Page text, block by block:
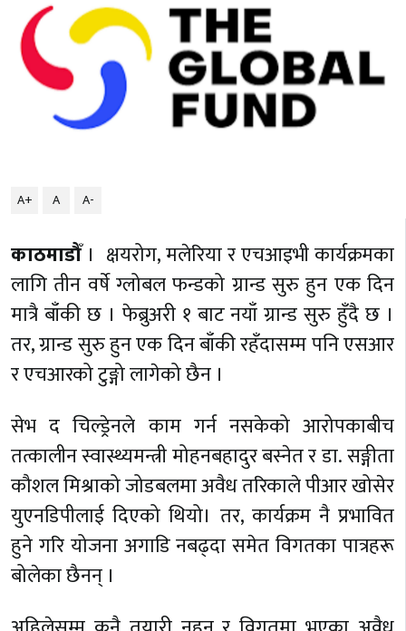
A+ A A-
काठमाडौँ । क्षयरोग, मलेरिया र एचआइभी कार्यक्रमका
लागि तीन वर्षे ग्लोबल फन्डको ग्रान्डसुरु हुन एक दिन
मात्रै बाँकी छ । फेब्रुअरी १ बाट नयाँग्रान्डसुरुहुँदै छ ।
तर,ग्रान्डसुरु हुन एक दिन बाँकीरहँदासम्मपनि एसआर
र एचआरको टुङ्गो लागेको छैन ।
सेभ द चिल्ड्रेनले काम गर्न नसकेको आरोपकाबीच
तत्कालीन स्वास्थ्यमन्त्री मोहनबहादुर बस्नेत र डा.सङ्गीता
कौशल मिश्राको जोडबलमा अवैध तरिकाले पीआर खोसेर
युएनडिपीलाई दिएको थियो। तर, कार्यक्रम नै प्रभावित
हुने गरि योजना अगाडि नबढ्दा समेत विगतकापात्रहरू
बोलेका छैनन् ।